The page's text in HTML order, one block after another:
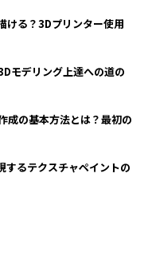
る？3Dプリンター使用
モデリング上達への道の
成の基本方法とは？最初の
るテクスチャペイントの